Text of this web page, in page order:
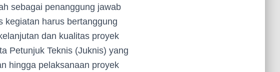
sebagai penanggung jawab
kegiatan harus bertanggung
dan kualitas proyek
Petunjuk Teknis (Juknis) yang
hingga pelaksanaan proyek